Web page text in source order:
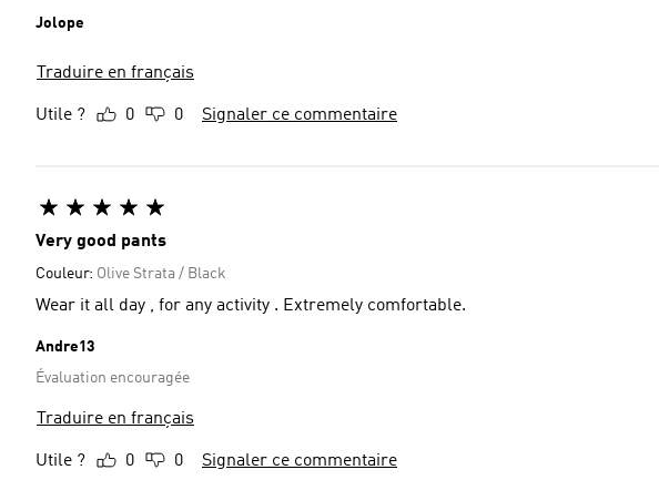
Jolope
Traduire en français
Utile ? 0 0 Signaler ce commentaire
Very good pants
Couleur: Olive Strata / Black
Wear it all day , for any activity . Extremely comfortable.
Andre13
Évaluation encouragée
Traduire en français
Utile ? 0 0 Signaler ce commentaire